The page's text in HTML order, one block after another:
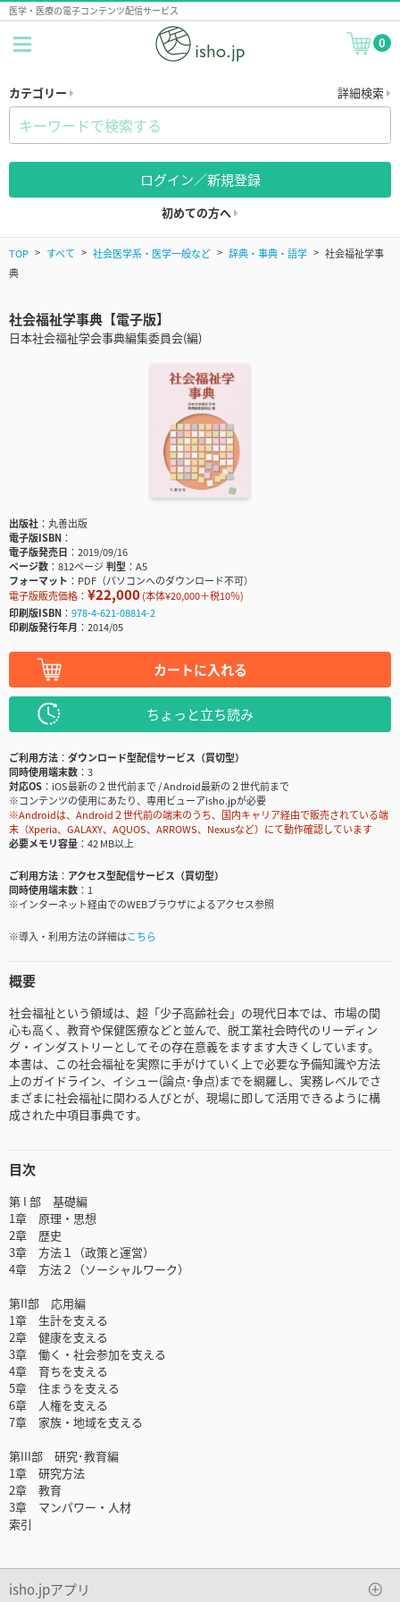
医学・医療の電子コンテンツ配信サービス
0
カテゴリー 詳細検索
ログイン／新規登録
初めての方へ
TOP すべて 社会医学系・医学一般など 辞典・事典・語学
社会福祉学事
典
社会福祉学事典【電子版】
日本社会福祉学会事典編集委員会(編)
出版社
丸善出版
電子版ISBN
電子版発売日
2019/09/16
ページ数
812ページ判型
A5
フォーマット
PDF（パソコンへのダウンロード不可）
電子版販売価格： ¥22,000(本体¥20,000＋税10％)
印刷版ISBN
978-4-621-08814-2
印刷版発行年月
2014/05
カートに入れる
ちょっと立ち読み
ご利用方法
ダウンロード型配信サービス（買切型）
同時使用端末数
3
対応OS
iOS最新の２世代前まで / Android最新の２世代前まで
※コンテンツの使用にあたり、専用ビューアisho.jpが必要
※Androidは、Android２世代前の端末のうち、国内キャリア経由で販売されている端
末（Xperia、GALAXY、AQUOS、ARROWS、Nexusなど）にて動作確認しています
必要メモリ容量
42 MB以上
ご利用方法
アクセス型配信サービス（買切型）
同時使用端末数
1
※インターネット経由でのWEBブラウザによるアクセス参照
※導入・利用方法の詳細はこちら
概要
社会福祉という領域は、超「少子高齢社会」の現代日本では、市場の関
心も高く、教育や保健医療などと並んで、脱工業社会時代のリーディン
グ・インダストリーとしてその存在意義をますます大きくしています。
本書は、この社会福祉を実際に手がけていく上で必要な予備知識や方法
上のガイドライン、イシュー(論点･争点)までを網羅し、実務レベルでさ
まざまに社会福祉に関わる人びとが、現場に即して活用できるように構
成された中項目事典です。
目次
第 I 部 基礎編
1章 原理・思想
2章 歴史
3章 方法１（政策と運営）
4章 方法２（ソーシャルワーク）
第II部 応用編
1章 生計を支える
2章 健康を支える
3章 働く・社会参加を支える
4章 育ちを支える
5章 住まうを支える
6章 人権を支える
7章 家族・地域を支える
第III部 研究･教育編
1章 研究方法
2章 教育
3章 マンパワー・人材
索引
isho.jpアプリ